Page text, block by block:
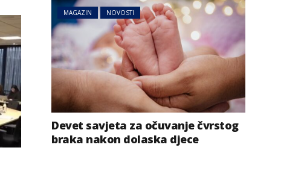
MAGAZIN NOVOSTI
Devet savjeta za očuvanje čvrstog
braka nakon dolaska djece